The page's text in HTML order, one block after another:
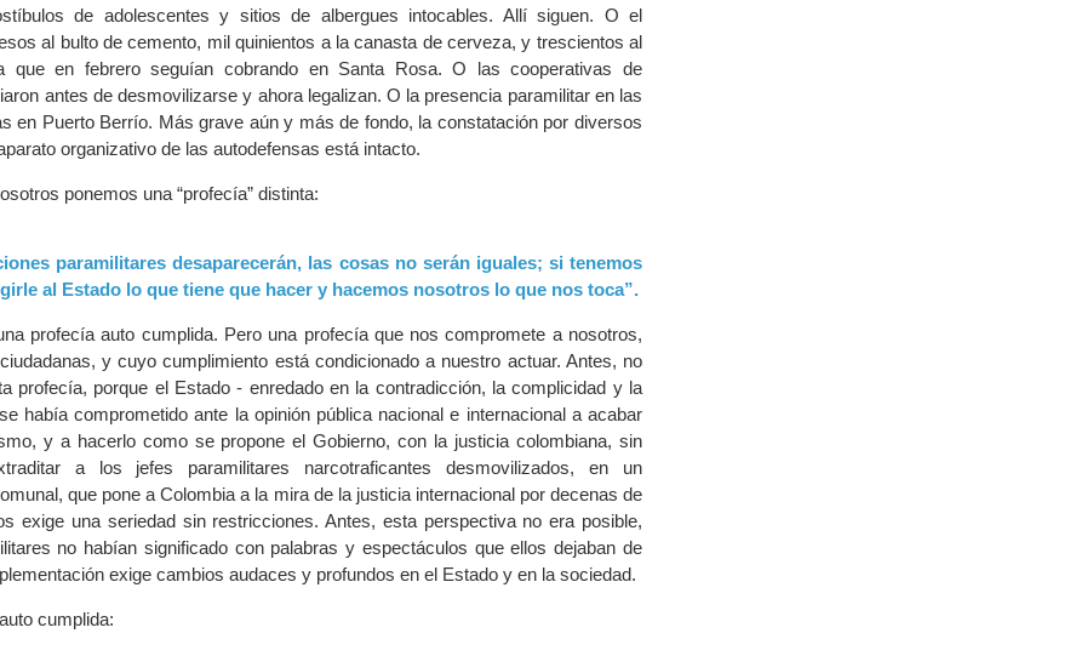
de adolescentes y sitios de albergues intocables. Allí siguen. O el
al bulto de cemento, mil quinientos a la canasta de cerveza, y trescientos al
que en febrero seguían cobrando en Santa Rosa. O las cooperativas de
antes de desmovilizarse y ahora legalizan. O la presencia paramilitar en las
en Puerto Berrío. Más grave aún y más de fondo, la constatación por diversos
organizativo de las autodefensas está intacto.
ponemos una “profecía” distinta:
paramilitares desaparecerán, las cosas no serán iguales; si tenemos
al Estado lo que tiene que hacer y hacemos nosotros lo que nos toca”.
profecía auto cumplida. Pero una profecía que nos compromete a nosotros,
y cuyo cumplimiento está condicionado a nuestro actuar. Antes, no
profecía, porque el Estado - enredado en la contradicción, la complicidad y la
había comprometido ante la opinión pública nacional e internacional a acabar
y a hacerlo como se propone el Gobierno, con la justicia colombiana, sin
a los jefes paramilitares narcotraficantes desmovilizados, en un
que pone a Colombia a la mira de la justicia internacional por decenas de
exige una seriedad sin restricciones. Antes, esta perspectiva no era posible,
no habían significado con palabras y espectáculos que ellos dejaban de
exige cambios audaces y profundos en el Estado y en la sociedad.
cumplida: